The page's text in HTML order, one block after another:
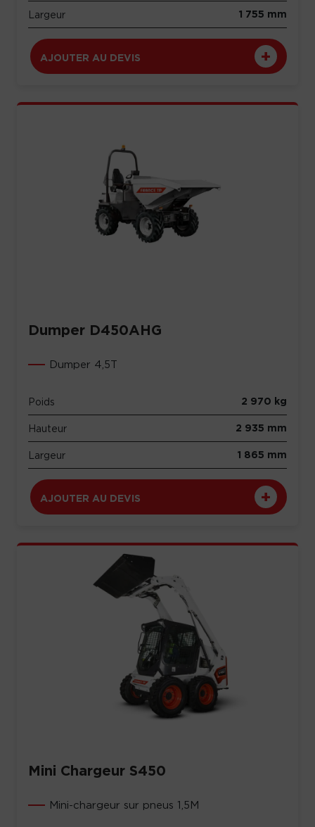
Largeur 1 755 mm
AJOUTER AU DEVIS
Dumper D450AHG
Dumper 4,5T
Poids 2 970 kg
Hauteur 2 935 mm
Largeur 1 865 mm
AJOUTER AU DEVIS
Mini Chargeur S450
Mini-chargeur sur pneus 1,5M